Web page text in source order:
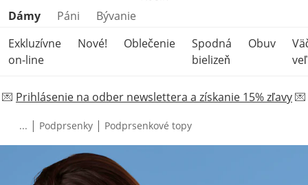
Preskočiť kategórie produktov
Dámy Páni
Bývanie
Exkluzívne
on-line
Nové! Oblečenie
Spodná
bielizeň
Obuv
💌 Prihlásenie na odber newslettera a získanie 15% zľavy💌
... | Podprsenky | Podprsenkové topy